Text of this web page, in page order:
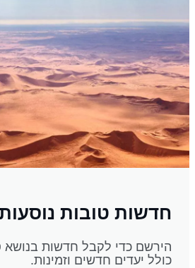
חדשות טובות
הירשם כדי לקבל חדשות בנושא
כולל יעדים חדשים וזמינות.